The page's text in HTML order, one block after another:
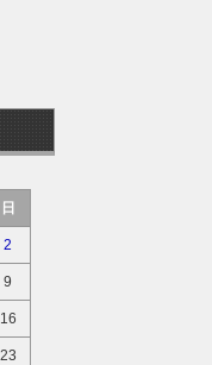
日
2
9
16
23